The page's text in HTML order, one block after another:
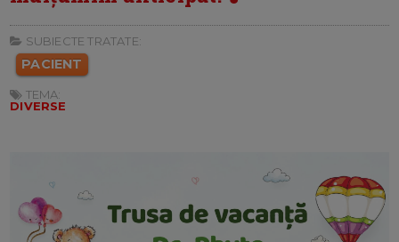
SUBIECTE TRATATE:
PACIENT
TEMA:
DIVERSE